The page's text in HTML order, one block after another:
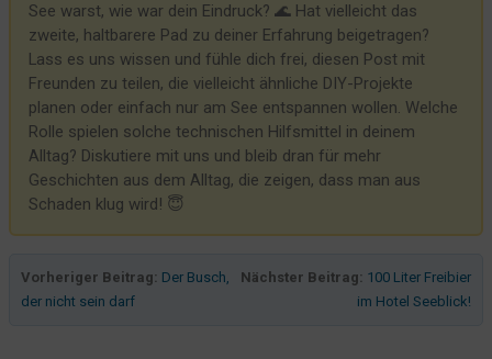
See warst, wie war dein Eindruck? 🌊 Hat vielleicht das
zweite, haltbarere Pad zu deiner Erfahrung beigetragen?
Lass es uns wissen und fühle dich frei, diesen Post mit
Freunden zu teilen, die vielleicht ähnliche DIY-Projekte
planen oder einfach nur am See entspannen wollen. Welche
Rolle spielen solche technischen Hilfsmittel in deinem
Alltag? Diskutiere mit uns und bleib dran für mehr
Geschichten aus dem Alltag, die zeigen, dass man aus
Schaden klug wird! 😇
Vorheriger Beitrag: Der Busch,
der nicht sein darf
Nächster Beitrag: 100 Liter Freibier
im Hotel Seeblick!